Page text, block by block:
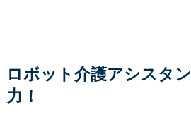
ロボット介護アシスタ
力！